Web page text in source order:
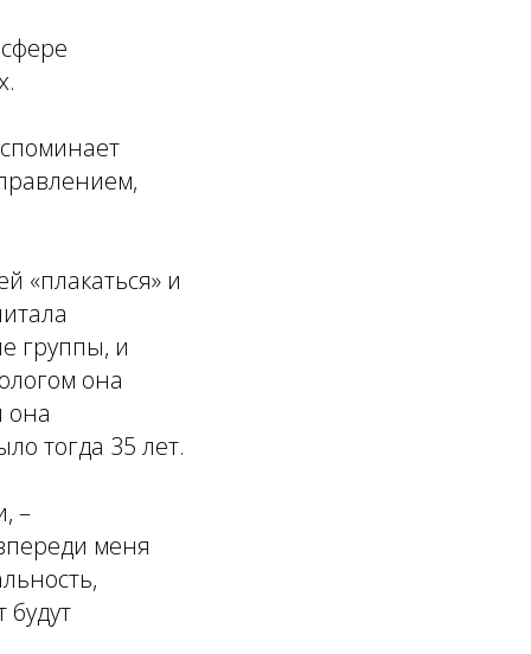
«плакаться» и
группы, и
она
она
тогда 35 лет.
–
меня
будут